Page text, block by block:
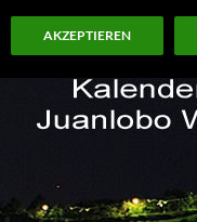
AKZEPTIEREN